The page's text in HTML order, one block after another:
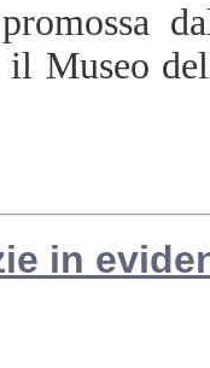
Museo
in